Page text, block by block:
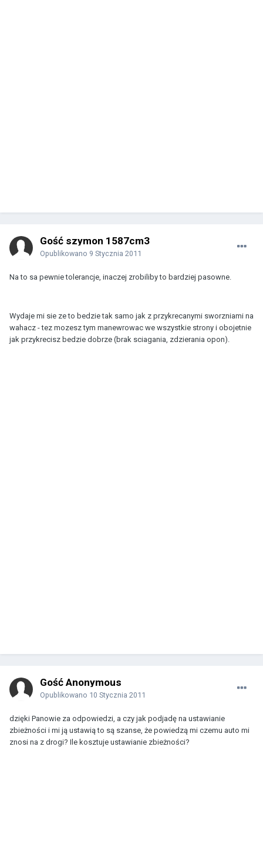
Gość szymon 1587cm3
Opublikowano 9 Stycznia 2011
Na to sa pewnie tolerancje, inaczej zrobiliby to bardziej pasowne.
Wydaje mi sie ze to bedzie tak samo jak z przykrecanymi sworzniami na
wahacz - tez mozesz tym manewrowac we wszystkie strony i obojetnie
jak przykrecisz bedzie dobrze (brak sciagania, zdzierania opon).
Gość Anonymous
Opublikowano 10 Stycznia 2011
dzięki Panowie za odpowiedzi, a czy jak podjadę na ustawianie
zbieżności i mi ją ustawią to są szanse, że powiedzą mi czemu auto mi
znosi na z drogi? Ile kosztuje ustawianie zbieżności?